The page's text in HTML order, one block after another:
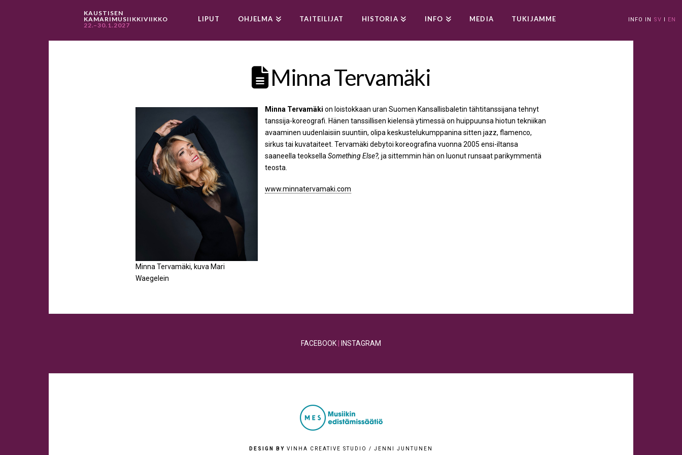
INFO IN SV I EN
KAUSTISEN
KAMARIMUSIIKKIVIIKKO
22.–30.1.2027
LIPUT OHJELMA TAITEILIJAT HISTORIA INFO MEDIA TUKIJAMME
Minna Tervamäki
Minna Tervamäki, kuva Mari
Waegelein
Minna Tervamäki on loistokkaan uran Suomen Kansallisbaletin tähtitanssijana tehnyt
tanssija-koreografi. Hänen tanssillisen kielensä ytimessä on huippuunsa hiotun tekniikan
avaaminen uudenlaisiin suuntiin, olipa keskustelukumppanina sitten jazz, flamenco,
sirkus tai kuvataiteet. Tervamäki debytoi koreografina vuonna 2005 ensi-iltansa
saaneella teoksellaSomething Else?, ja sittemmin hän on luonut runsaat parikymmentä
teosta.
www.minnatervamaki.com
FACEBOOK INSTAGRAM
DESIGN BY VINHA CREATIVE STUDIO / JENNI JUNTUNEN